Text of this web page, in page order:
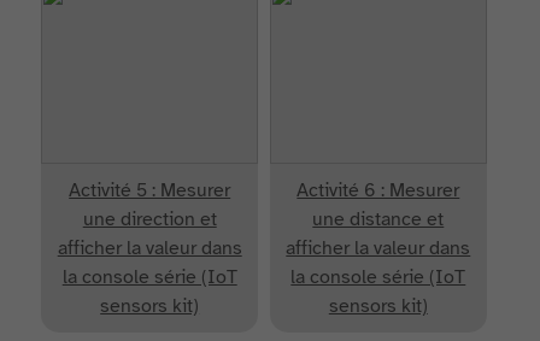
Activité 5 : Mesurer
une direction et
afficher la valeur dans
la console série (IoT
sensors kit)
Activité 6 : Mesurer
une distance et
afficher la valeur dans
la console série (IoT
sensors kit)